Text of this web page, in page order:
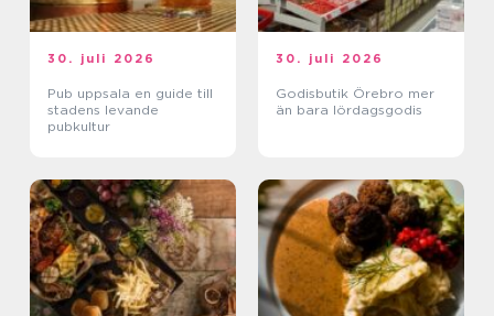
30. juli 2026
Pub uppsala en guide till
stadens levande
pubkultur
30. juli 2026
Godisbutik Örebro mer
än bara lördagsgodis